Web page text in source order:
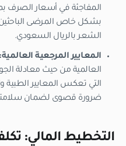
المفاجئة في أسعار الصرف
بشكل خاص المرضى الباحثين
الشعر بالريال السعودي.
المعايير المرجعية العالمية:
العالمية من حيث معادلة
التي تعكس المعايير
ضرورة قصوى لضمان
التخطيط المالي: